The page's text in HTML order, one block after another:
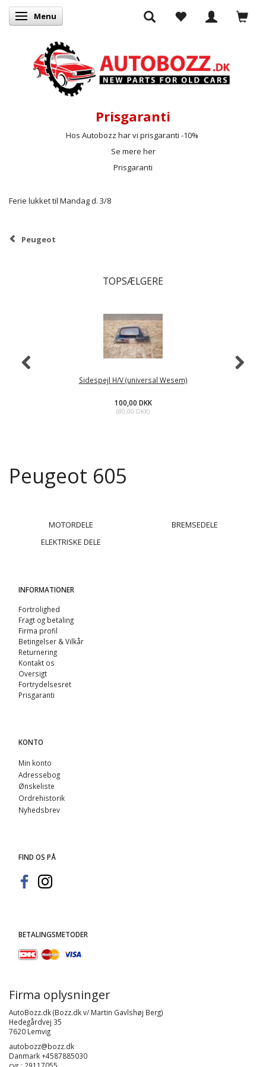
Skifte navigation
Menu
Prisgaranti
Hos Autobozz har vi prisgaranti -10%
Se mere her
Prisgaranti
Ferie lukket til Mandag d. 3/8
Peugeot
TOPSÆLGERE
Sidespejl H/V (universal Wesem)
100,00 DKK
(80,00 DKK)
Peugeot 605
MOTORDELE
BREMSEDELE
ELEKTRISKE DELE
INFORMATIONER
Fortrolighed
Fragt og betaling
Firma profil
Betingelser & Vilkår
Returnering
Kontakt os
Oversigt
Fortrydelsesret
Prisgaranti
KONTO
Min konto
Adressebog
Ønskeliste
Ordrehistorik
Nyhedsbrev
FIND OS PÅ
BETALINGSMETODER
Firma oplysninger
AutoBozz.dk (Bozz.dk v/ Martin Gavlshøj Berg)
Hedegårdvej 35
7620 Lemvig
autobozz@bozz.dk
Danmark +4587885030